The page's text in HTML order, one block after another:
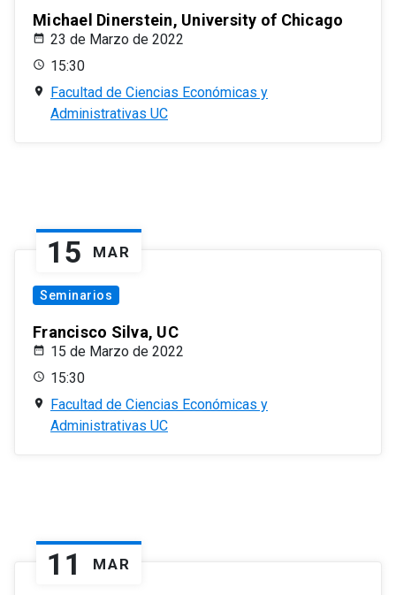
Michael Dinerstein, University of Chicago
23 de Marzo de 2022
15:30
Facultad de Ciencias Económicas y
Administrativas UC
15 MAR
Seminarios
Francisco Silva, UC
15 de Marzo de 2022
15:30
Facultad de Ciencias Económicas y
Administrativas UC
11 MAR